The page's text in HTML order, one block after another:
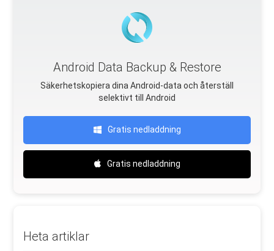
Android Data Backup & Restore
Säkerhetskopiera dina Android-data och återställ
selektivt till Android
Gratis nedladdning
Gratis nedladdning
Heta artiklar